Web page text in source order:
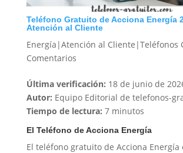
Teléfono Gratuito de Acciona Energía
Atención al Cliente
Energía|Atención al Cliente|Teléfonos
Comentarios
Última verificación: 18 de junio de
Autor: Equipo Editorial de telefonos-
Tiempo de lectura: 7 minutos
El Teléfono de Acciona Energía
El teléfono gratuito de Acciona Energía